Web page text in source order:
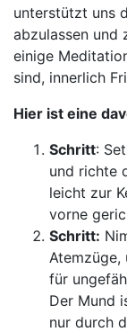
unterstützt uns
abzulassen und
einige
sind, innerlich
Hier ist eine
Schritt:
und richte
leicht zur
vorne
Schritt:
Atemzüge,
für
Der Mund
nur durch